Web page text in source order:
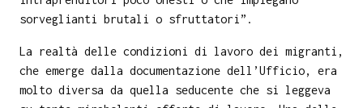
sorveglianti brutali o sfruttatori”.
La realtà delle condizioni di lavoro dei migranti,
che emerge dalla documentazione dell’Ufficio, era
molto diversa da quella seducente che si leggeva